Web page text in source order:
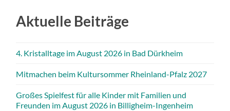
Aktuelle Beiträge
4. Kristalltage im August 2026 in Bad Dürkheim
Mitmachen beim Kultursommer Rheinland-Pfalz 2027
Großes Spielfest für alle Kinder mit Familien und
Freunden im August 2026 in Billigheim-Ingenheim